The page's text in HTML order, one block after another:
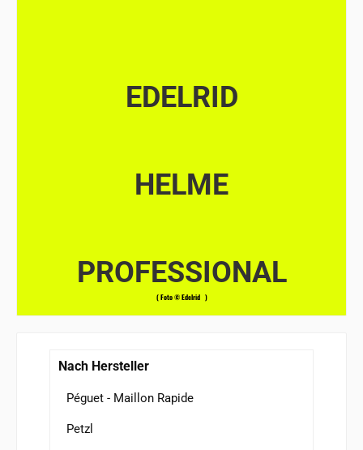
EDELRID
HELME
PROFESSIONAL
( Foto © Edelrid )
Nach Hersteller
Péguet - Maillon Rapide
Petzl